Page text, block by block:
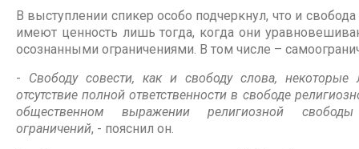
В выступлении спикер особо подчеркнул, что и
имеют ценность лишь тогда, когда они
осознанными ограничениями. В том числе –
- Свободу совести, как и свободу слова,
отсутствие полной ответственности в свободе
общественном выражении религиозной
ограничений, - пояснил он.